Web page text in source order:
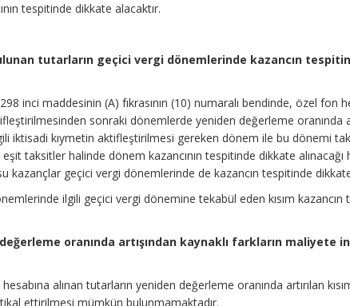
tespitinde dikkate alacaktır.
tutarların geçici vergi dönemlerinde kazancın
inci maddesinin (A) fıkrasının (10) numaralı bendinde, özel fon
sonraki dönemlerde yeniden değerleme oranında
iktisadi kıymetin aktifleştirilmesi gereken dönem ile bu dönemi
taksitler halinde dönem kazancının tespitinde dikkate alınacağı
kazançlar geçici vergi dönemlerinde de kazancın tespitinde dikkate
ilgili geçici vergi dönemine tekabül eden kısım kazancın
oranında artışından kaynaklı farkların maliyete
alınan tutarların yeniden değerleme oranında artırılan
ettirilmesi mümkün bulunmamaktadır.